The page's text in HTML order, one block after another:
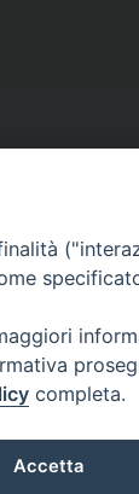
completa.
Accetta